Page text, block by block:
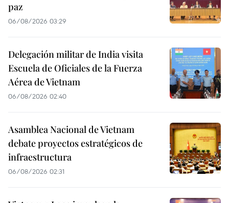
paz
06/08/2026 03:29
Delegación militar de India visita
Escuela de Oficiales de la Fuerza
Aérea de Vietnam
06/08/2026 02:40
Asamblea Nacional de Vietnam
debate proyectos estratégicos de
infraestructura
06/08/2026 02:31